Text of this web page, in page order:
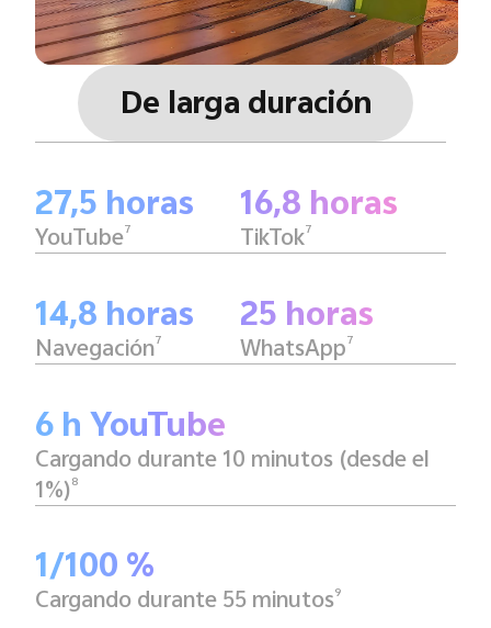
De larga duración
27,5 horas
YouTube7
16,8 horas
TikTok7
14,8 horas
Navegación7
25 horas
WhatsApp7
6 h YouTube
Cargando durante 10 minutos (desde el
1%)8
1/100 %
Cargando durante 55 minutos9